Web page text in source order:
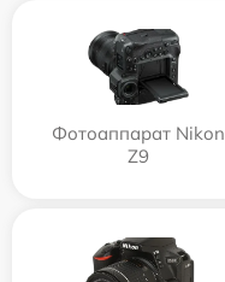
Фотоаппарат Nikon
Z9